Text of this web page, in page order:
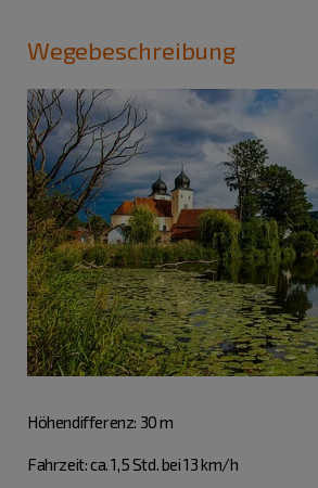
Wegebeschreibung
Höhendifferenz: 30 m
Fahrzeit: ca. 1,5 Std. bei 13 km/h